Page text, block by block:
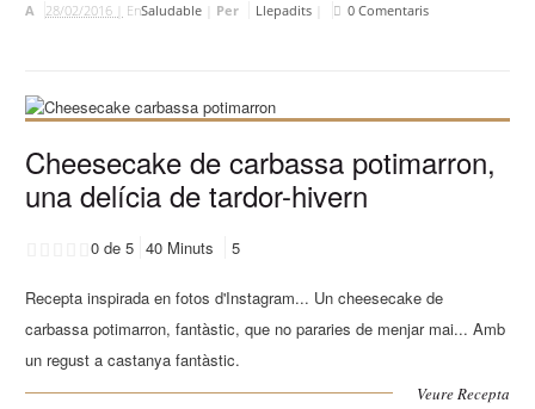
A 28/02/2016 | EnSaludable Per Llepadits 0 Comentaris
Cheesecake de carbassa potimarron,
una delícia de tardor-hivern
0 de 5 40 Minuts 5
Recepta inspirada en fotos d'Instagram... Un cheesecake de
carbassa potimarron, fantàstic, que no pararies de menjar mai... Amb
un regust a castanya fantàstic.
Veure Recepta